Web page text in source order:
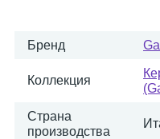
Бренд
Коллекция
Страна
производства